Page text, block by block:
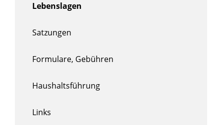
Lebenslagen
Satzungen
Formulare, Gebühren
Haushaltsführung
Links